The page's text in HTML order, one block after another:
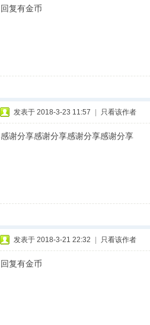
回复有金币
发表于 2018-3-23 11:57 只看该作者
感谢分享感谢分享感谢分享感谢分享
发表于 2018-3-21 22:32 只看该作者
回复有金币